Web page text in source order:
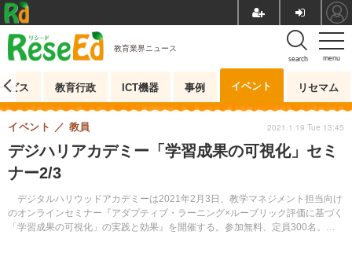
menu
search
教育業界ニュース
ビス 教育行政 ICT機器 事例 イベント リセマム
デジハリアカデミー「学習成果の可視化」セミ
ナー2/3
デジタルハリウッドアカデミーは2021年2月3日、教学マネジメント担当向け
のオンラインセミナー『アダプティブ・ラーニング×ルーブリック評価に基づく
「学習成果の可視化」の実践と効果』を開催する。参加無料、定員300名。申
イベント 教員 2021.1.19 Tue 13:45